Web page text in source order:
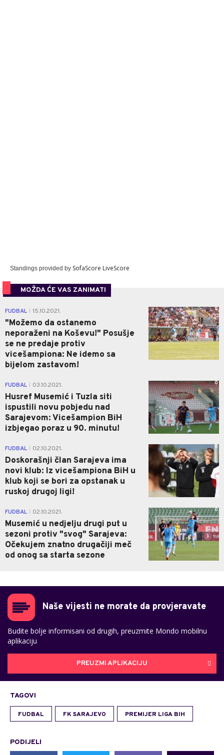
Standings provided by SofaScore LiveScore
MOŽDA ĆE VAS ZANIMATI
FUDBAL 15.10.2021.
"Možemo da ostanemo
neporaženi na Koševu!" Posušje
se ne predaje protiv
vicešampiona: Ne idemo sa
bijelom zastavom!
0
FUDBAL 03.10.2021.
Husref Musemić i Tuzla siti
ispustili novu pobjedu nad
Sarajevom: Vicešampion BiH
izbjegao poraz u 90. minutu!
0
FUDBAL 02.10.2021.
Doskorašnji član Sarajeva ima
novi klub: Iz vicešampiona BiH u
klub koji se bori za opstanak u
ruskoj drugoj ligi!
0
FUDBAL 02.10.2021.
Musemić u nedjelju drugi put u
sezoni protiv "svog" Sarajeva:
Očekujem znatno drugačiji meč
od onog sa starta sezone
0
Naše vijesti ne morate da provjeravate
Budite bolje informisani od drugih, preuzmite Mondo mobilnu
aplikaciju
PREUZMI APLIKACIJU
TAGOVI
FUDBAL FK SARAJEVO PREMIJER LIGA BIH
PODIJELI